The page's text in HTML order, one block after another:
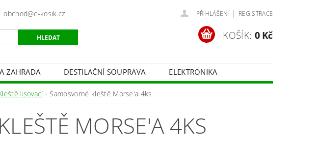
obchod@e-kosik.cz PŘIHLÁŠENÍ | REGISTRACE
KOŠÍK: 0 Kč
ZAHRADA DESTILAČNÍ SOUPRAVA
ELEKTRONIKA
STUDIOVÁ FOTOTECHNIKA
lisovací Samosvorné kleště Morse'a 4ks
MORSE'A 4KS